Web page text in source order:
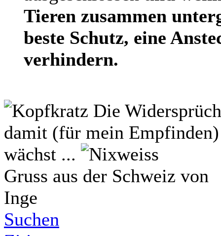
Tieren zusammen
beste Schutz, eine
verhindern.
Die
damit (für mein
wächst ...
Gruss aus der Schweiz von
Inge
Suchen